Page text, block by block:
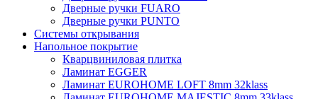
Дверные ручки FUARO
Дверные ручки PUNTO
Системы открывания
Напольное покрытие
Кварцвиниловая плитка
Ламинат EGGER
Ламинат EUROHOME LOFT 8mm 32klass